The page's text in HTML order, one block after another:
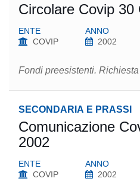
Circolare Covip 30
ENTE
COVIP
ANNO
2002
Fondi preesistenti.
SECONDARIA E PRASSI
Comunicazione
2002
ENTE
COVIP
ANNO
2002